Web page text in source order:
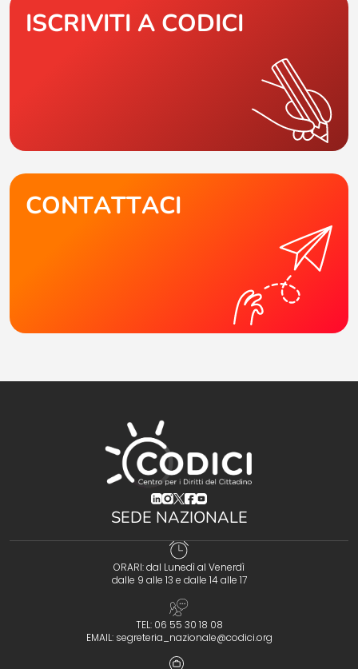
ISCRIVITI A CODICI
CONTATTACI
(opens in a new tab)
(opens in a new tab)
(opens in a new tab)
(opens in a new tab)
(opens in a new tab)
SEDE NAZIONALE
ORARI: dal Lunedì al Venerdì
dalle 9 alle 13 e dalle 14 alle 17
TEL: 06 55 30 18 08
EMAIL: segreteria_nazionale@codici.org